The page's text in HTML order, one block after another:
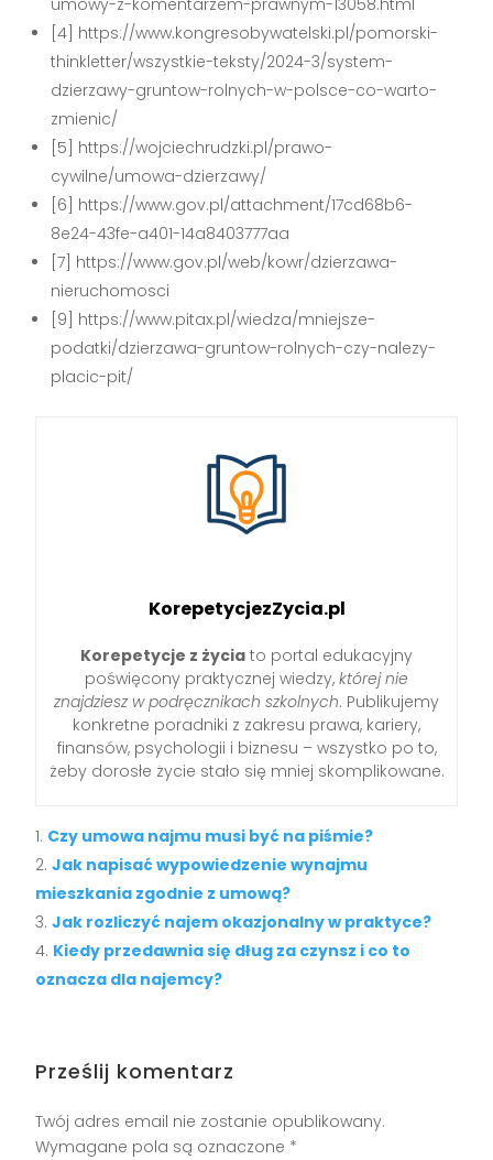
umowy-z-komentarzem-prawnym-13058.html
[4] https://www.kongresobywatelski.pl/pomorski-
thinkletter/wszystkie-teksty/2024-3/system-
dzierzawy-gruntow-rolnych-w-polsce-co-warto-
zmienic/
[5] https://wojciechrudzki.pl/prawo-
cywilne/umowa-dzierzawy/
[6] https://www.gov.pl/attachment/17cd68b6-
8e24-43fe-a401-14a8403777aa
[7] https://www.gov.pl/web/kowr/dzierzawa-
nieruchomosci
[9] https://www.pitax.pl/wiedza/mniejsze-
podatki/dzierzawa-gruntow-rolnych-czy-nalezy-
placic-pit/
KorepetycjezZycia.pl
Korepetycje z życia to portal edukacyjny
poświęcony praktycznej wiedzy, której nie
znajdziesz w podręcznikach szkolnych. Publikujemy
konkretne poradniki z zakresu prawa, kariery,
finansów, psychologii i biznesu – wszystko po to,
żeby dorosłe życie stało się mniej skomplikowane.
Czy umowa najmu musi być na piśmie?
Jak napisać wypowiedzenie wynajmu
mieszkania zgodnie z umową?
Jak rozliczyć najem okazjonalny w praktyce?
Kiedy przedawnia się dług za czynsz i co to
oznacza dla najemcy?
Prześlij komentarz
Twój adres email nie zostanie opublikowany.
Wymagane pola są oznaczone *